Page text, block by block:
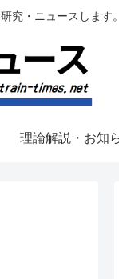
究・ニュースしま
理論解説・お知